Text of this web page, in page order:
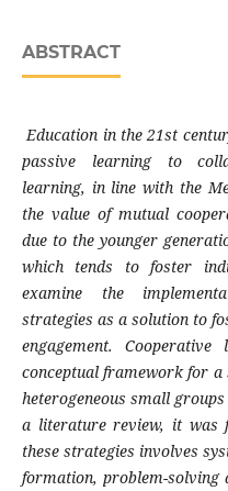
ABSTRACT
Education in the 21st
passive learning to
learning, in line with the
the value of mutual
due to the younger
which tends to foster
examine the
strategies as a solution to
engagement.
conceptual framework for
heterogeneous small
a literature review, it was
these strategies involves
formation, problem-solving